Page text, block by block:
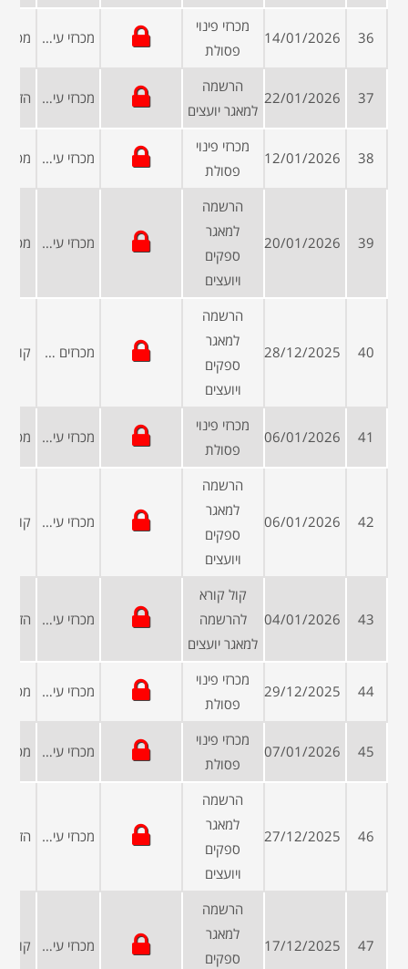
36
14/01/2026
מכרזי פינוי
פסולת
מכרזי עיריות ומועצות
37
22/01/2026
הרשמה
למאגר יועצים
מכרזי עיריות ומועצות
38
12/01/2026
מכרזי פינוי
פסולת
מכרזי עיריות ומועצות
39
20/01/2026
הרשמה
למאגר
ספקים
ויועצים
מכרזי עיריות ומועצות
40
28/12/2025
הרשמה
למאגר
ספקים
ויועצים
מכרזים פומביים
41
06/01/2026
מכרזי פינוי
פסולת
מכרזי עיריות ומועצות
42
06/01/2026
הרשמה
למאגר
ספקים
ויועצים
מכרזי עיריות ומועצות
43
04/01/2026
קול קורא
להרשמה
למאגר יועצים
מכרזי עיריות ומועצות
44
29/12/2025
מכרזי פינוי
פסולת
מכרזי עיריות ומועצות
45
07/01/2026
מכרזי פינוי
פסולת
מכרזי עיריות ומועצות
46
27/12/2025
הרשמה
למאגר
ספקים
ויועצים
מכרזי עיריות ומועצות
47
17/12/2025
הרשמה
למאגר
ספקים
מכרזי עיריות ומועצות